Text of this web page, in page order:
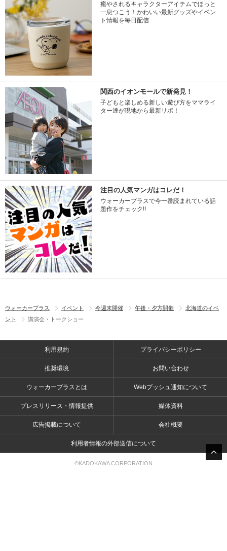
癒やされるキャラクターアイテムでほっと
一息つこう！かわいい最新グッズやイベン
ト情報を毎日配信
関西のイオンモールで新発見！
子どもと楽しめる新しい遊び方をママライ
ター達が現地から最新リポ！
注目の人気マンガはコレだ！
ウォーカープラスで今一番読まれている話
題作をチェック!!
ウォーカープラス イベント 今週末開催 午後・夕方開催
北海道のイベ
ント
講演会・トークショー
利用規約 プライバシーポリシー
推奨環境 お問い合わせ
ウォーカープラスとは Webプッシュ通知について
プレスリリース・情報提供 媒体資料
広告掲載について 会社概要
利用者情報の外部送信について
©KADOKAWA CORPORATION